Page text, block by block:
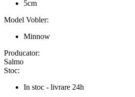
5cm
Model Vobler:
Minnow
Producator:
Salmo
Stoc:
In stoc - livrare 24h